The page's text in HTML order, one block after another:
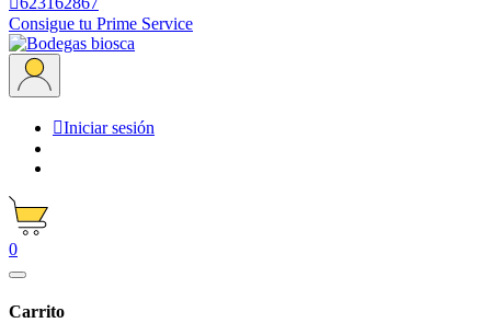
Consigue tu Prime Service
Iniciar sesión
0
Carrito